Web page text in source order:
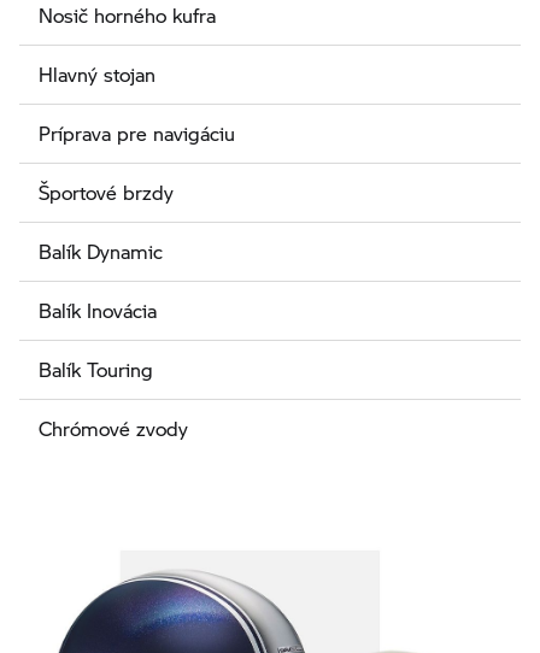
Nosič horného kufra
Hlavný stojan
Príprava pre navigáciu
Športové brzdy
Balík Dynamic
Balík Inovácia
Balík Touring
Chrómové zvody